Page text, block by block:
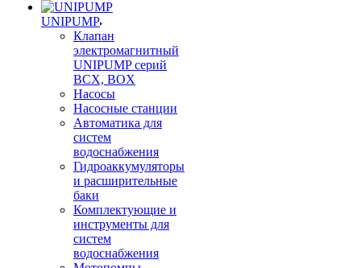
UNIPUMP
Клапан
электромагнитный
UNIPUMP серий
BCX, BOX
Насосы
Насосные станции
Автоматика для
систем
водоснабжения
Гидроаккумуляторы
и расширительные
баки
Комплектующие и
инструменты для
систем
водоснабжения